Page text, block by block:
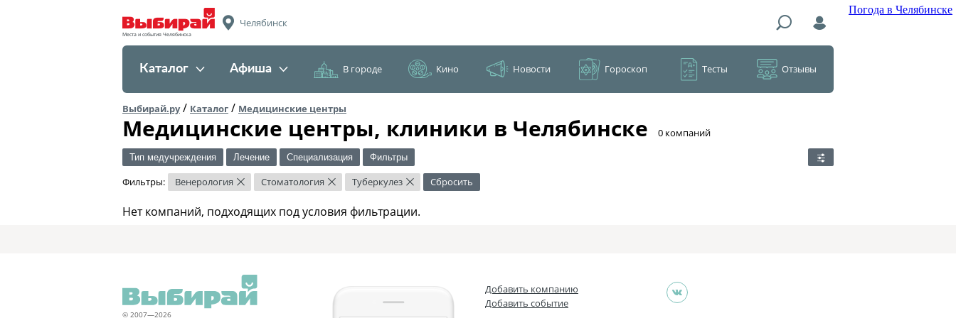
Погода в Челябинске
Места и события Челябинска
Челябинск
Каталог Афиша В городе Кино Новости Гороскоп Тесты Отзывы
Выбирай.ру/ Каталог / Медицинские центры
Медицинские центры, клиники в Челябинске ​0 компаний
Тип медучреждения Лечение Специализация Фильтры
Фильтры: Венерология × Стоматология × Туберкулез × Сбросить
Нет компаний, подходящих под условия фильтрации.
© 2007—2026
Добавить компанию
Добавить событие